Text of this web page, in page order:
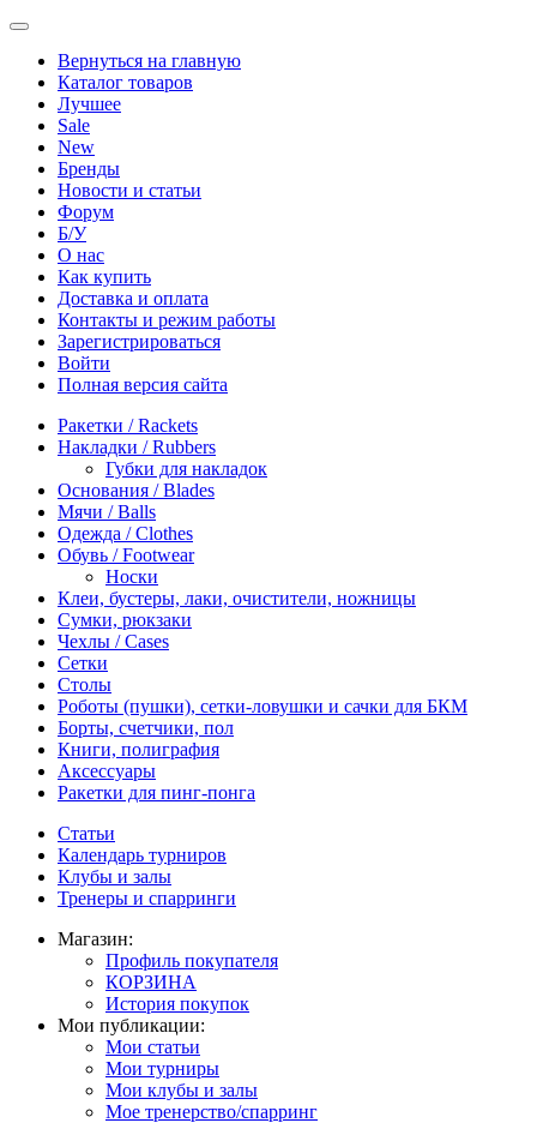
Вернуться на главную
Каталог товаров
Лучшее
Sale
New
Бренды
Новости и статьи
Форум
Б/У
О нас
Как купить
Доставка и оплата
Контакты и режим работы
Зарегистрироваться
Войти
Полная версия сайта
Ракетки / Rackets
Накладки / Rubbers
Губки для накладок
Основания / Blades
Мячи / Balls
Одежда / Clothes
Обувь / Footwear
Носки
Клеи, бустеры, лаки, очистители, ножницы
Сумки, рюкзаки
Чехлы / Cases
Сетки
Столы
Роботы (пушки), сетки-ловушки и сачки для БКМ
Борты, счетчики, пол
Книги, полиграфия
Аксессуары
Ракетки для пинг-понга
Статьи
Календарь турниров
Клубы и залы
Тренеры и спарринги
Магазин:
Профиль покупателя
КОРЗИНА
История покупок
Мои публикации:
Мои статьи
Мои турниры
Мои клубы и залы
Мое тренерство/спарринг